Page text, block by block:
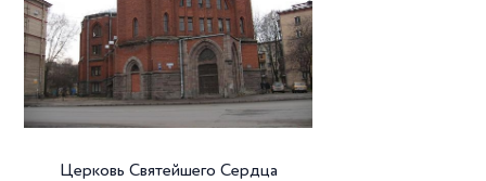
Церковь Святейшего Сердца